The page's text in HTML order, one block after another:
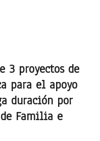
3 proyectos de
para el apoyo
duración por
Familia e